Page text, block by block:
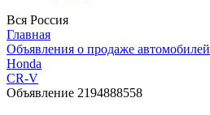
Вся Россия
Главная
Объявления о продаже автомобилей
Honda
CR-V
Объявление 2194888558